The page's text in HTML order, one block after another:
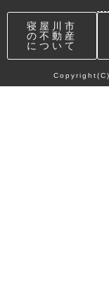
寝屋川市
の不動産
について